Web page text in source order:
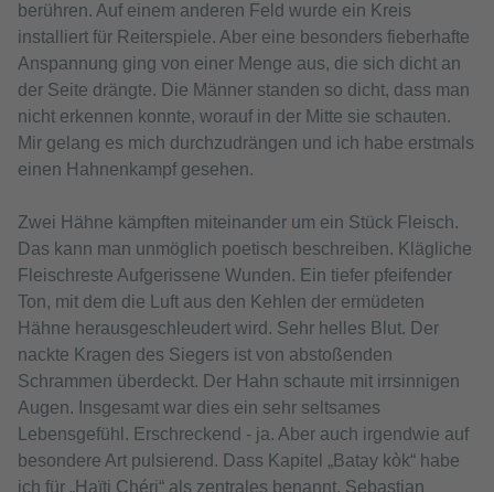
berühren. Auf einem anderen Feld wurde ein Kreis
installiert für Reiterspiele. Aber eine besonders fieberhafte
Anspannung ging von einer Menge aus, die sich dicht an
der Seite drängte. Die Männer standen so dicht, dass man
nicht erkennen konnte, worauf in der Mitte sie schauten.
Mir gelang es mich durchzudrängen und ich habe erstmals
einen Hahnenkampf gesehen.
Zwei Hähne kämpften miteinander um ein Stück Fleisch.
Das kann man unmöglich poetisch beschreiben. Klägliche
Fleischreste Aufgerissene Wunden. Ein tiefer pfeifender
Ton, mit dem die Luft aus den Kehlen der ermüdeten
Hähne herausgeschleudert wird. Sehr helles Blut. Der
nackte Kragen des Siegers ist von abstoßenden
Schrammen überdeckt. Der Hahn schaute mit irrsinnigen
Augen. Insgesamt war dies ein sehr seltsames
Lebensgefühl. Erschreckend - ja. Aber auch irgendwie auf
besondere Art pulsierend. Dass Kapitel „Batay kòk“ habe
ich für „Haïti Chéri“ als zentrales benannt. Sebastian